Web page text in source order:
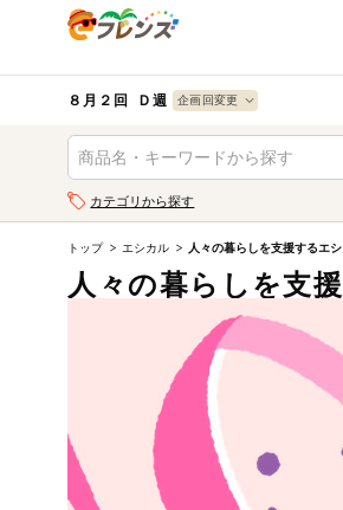
ログイン
生協加入はこちら
先着限定
注文番号注文
８月２回 Ｄ週
果物
肉・ハム・ソ
ーセージ
魚介・加工品
製品
パン・ジャム
果物すべて
カテゴリから探す
検索条件を指定してください。全
キーワード
キーワードをすべて含む
いずれかのキーワードを含む
カテゴリ
トップ エシカル 人々の暮らしを支援するエ
人々の暮らしを支